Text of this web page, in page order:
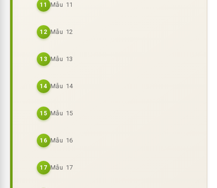
11 Mẫu 11
12 Mẫu 12
13 Mẫu 13
14 Mẫu 14
15 Mẫu 15
16 Mẫu 16
17 Mẫu 17